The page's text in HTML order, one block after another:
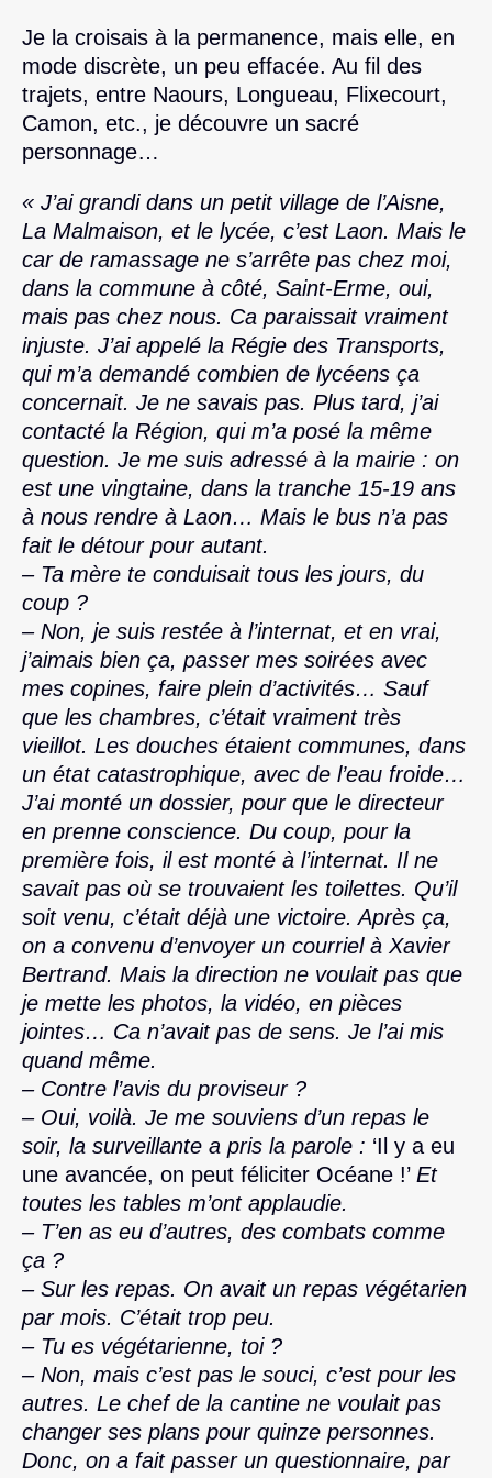
Je la croisais à la permanence, mais elle, en
mode discrète, un peu effacée. Au fil des
trajets, entre Naours, Longueau, Flixecourt,
Camon, etc., je découvre un sacré
personnage…
« J’ai grandi dans un petit village de l’Aisne,
La Malmaison, et le lycée, c’est Laon. Mais le
car de ramassage ne s’arrête pas chez moi,
dans la commune à côté, Saint-Erme, oui,
mais pas chez nous. Ca paraissait vraiment
injuste. J’ai appelé la Régie des Transports,
qui m’a demandé combien de lycéens ça
concernait. Je ne savais pas. Plus tard, j’ai
contacté la Région, qui m’a posé la même
question. Je me suis adressé à la mairie : on
est une vingtaine, dans la tranche 15-19 ans
à nous rendre à Laon… Mais le bus n’a pas
fait le détour pour autant.
– Ta mère te conduisait tous les jours, du
coup ?
– Non, je suis restée à l’internat, et en vrai,
j’aimais bien ça, passer mes soirées avec
mes copines, faire plein d’activités… Sauf
que les chambres, c’était vraiment très
vieillot. Les douches étaient communes, dans
un état catastrophique, avec de l’eau froide…
J’ai monté un dossier, pour que le directeur
en prenne conscience. Du coup, pour la
première fois, il est monté à l’internat. Il ne
savait pas où se trouvaient les toilettes. Qu’il
soit venu, c’était déjà une victoire. Après ça,
on a convenu d’envoyer un courriel à Xavier
Bertrand. Mais la direction ne voulait pas que
je mette les photos, la vidéo, en pièces
jointes… Ca n’avait pas de sens. Je l’ai mis
quand même.
– Contre l’avis du proviseur ?
– Oui, voilà. Je me souviens d’un repas le
soir, la surveillante a pris la parole : ‘Il y a eu
une avancée, on peut féliciter Océane !’ Et
toutes les tables m’ont applaudie.
– T’en as eu d’autres, des combats comme
ça ?
– Sur les repas. On avait un repas végétarien
par mois. C’était trop peu.
– Tu es végétarienne, toi ?
– Non, mais c’est pas le souci, c’est pour les
autres. Le chef de la cantine ne voulait pas
changer ses plans pour quinze personnes.
Donc, on a fait passer un questionnaire, par